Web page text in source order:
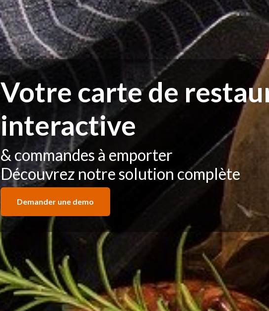
Votre carte de
interactive
& commandes à emporter
Découvrez notre solution complète
Demander une demo